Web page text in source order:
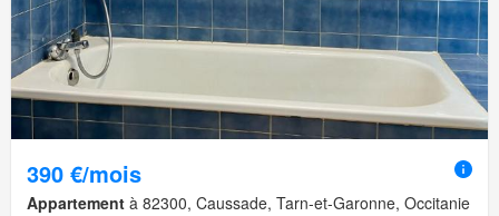
390 €/mois
Appartement à 82300, Caussade, Tarn-et-Garonne, Occitanie